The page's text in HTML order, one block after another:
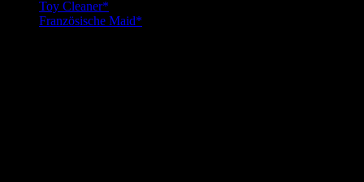
Toy Cleaner*
Französische Maid*